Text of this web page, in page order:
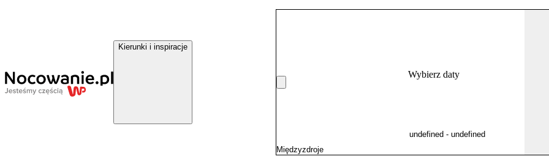
Kierunki i inspiracje
Wybierz daty